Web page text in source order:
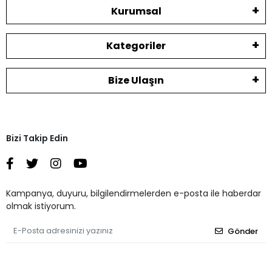
Kurumsal
Kategoriler
Bize Ulaşın
Bizi Takip Edin
Kampanya, duyuru, bilgilendirmelerden e-posta ile haberdar
olmak istiyorum.
Gönder